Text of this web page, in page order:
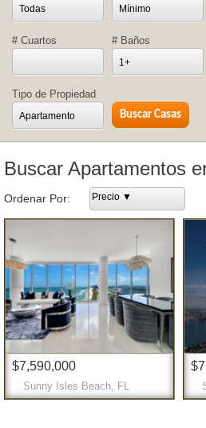
Todas Mínimo
# Cuartos # Baños
1+
Tipo de Propiedad
Apartamento
Buscar Apartamentos
Ordenar Por: Precio ▼
$7,590,000
Sunny Isles Beach, FL